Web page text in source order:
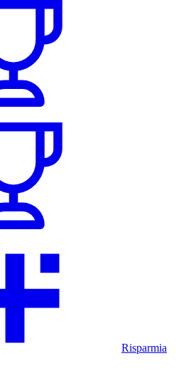
Risparmia